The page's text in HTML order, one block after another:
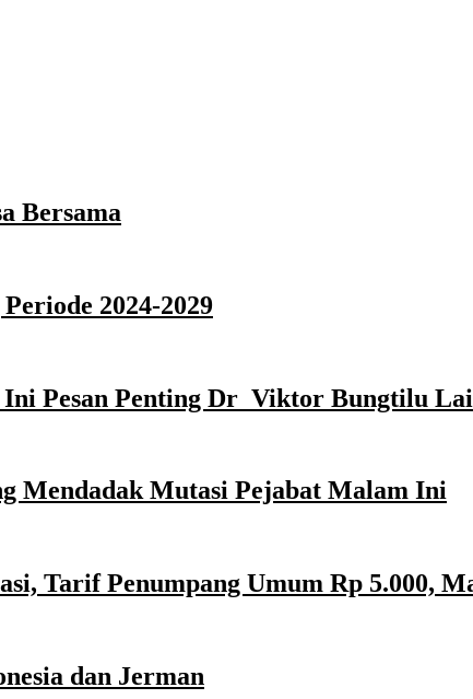
Bersama
2024-2029
Pesan Penting Dr Viktor Bungtilu
Mendadak Mutasi Pejabat Malam Ini
Tarif Penumpang Umum Rp 5.000,
dan Jerman